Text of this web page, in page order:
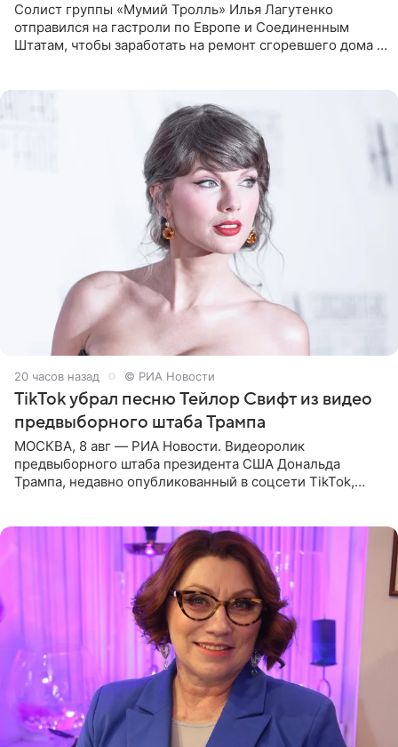
Солист группы «Мумий Тролль» Илья Лагутенко
отправился на гастроли по Европе и Соединенным
Штатам, чтобы заработать на ремонт сгоревшего дома в
20 часов назад © РИА Новости
TikTok убрал песню Тейлор Свифт из видео
предвыборного штаба Трампа
МОСКВА, 8 авг — РИА Новости. Видеоролик
предвыборного штаба президента США Дональда
Трампа, недавно опубликованный в соцсети TikTok,